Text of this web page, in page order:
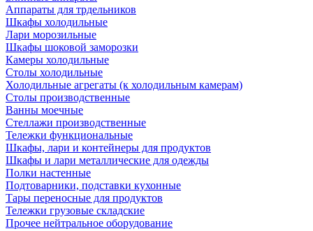
Аппараты для трдельников
Шкафы холодильные
Лари морозильные
Шкафы шоковой заморозки
Камеры холодильные
Столы холодильные
Холодильные агрегаты (к холодильным камерам)
Столы производственные
Ванны моечные
Стеллажи производственные
Тележки функциональные
Шкафы, лари и контейнеры для продуктов
Шкафы и лари металлические для одежды
Полки настенные
Подтоварники, подставки кухонные
Тары переносные для продуктов
Тележки грузовые складские
Прочее нейтральное оборудование